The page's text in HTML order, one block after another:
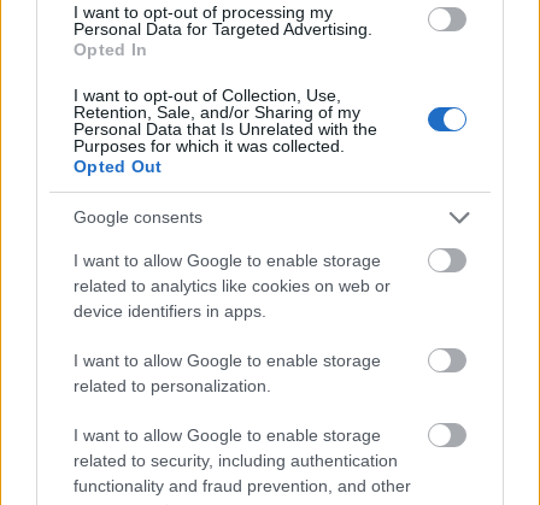
I want to opt-out of processing my
Personal Data for Targeted Advertising.
Opted In
I want to opt-out of Collection, Use,
Retention, Sale, and/or Sharing of my
Personal Data that Is Unrelated with the
Purposes for which it was collected.
Opted Out
Google consents
I want to allow Google to enable storage
related to analytics like cookies on web or
device identifiers in apps.
I want to allow Google to enable storage
related to personalization.
I want to allow Google to enable storage
related to security, including authentication
functionality and fraud prevention, and other
Mogą Cię zainteresować również hasła
zarówno
oboje
zadek
arganowy
LinkedIn